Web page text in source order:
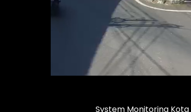
System Monitoring Kota